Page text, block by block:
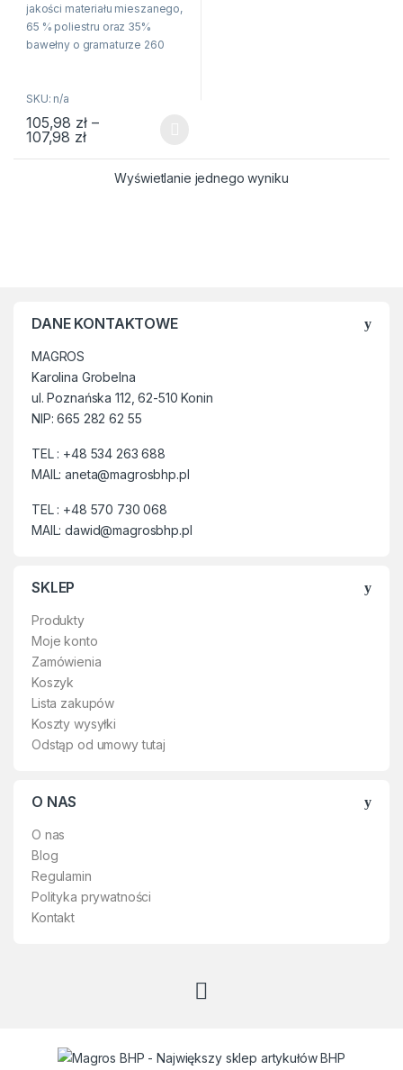
jakości materiału mieszanego,
65 % poliestru oraz 35%
bawełny o gramaturze 260
Spodnie są bardzo wygodne w
użytkowaniu co wpływa na
zwiększenie jakości pracy.
rozmiaru, będą pasowały na
każdego użytkownika. Produkt
SKU: n/a
105,98 zł –
107,98 złZakres cen: od 105,98 zł do 107,98 zł
Ten produkt ma wiele wariantów. Opcje można wybrać na
Wyświetlanie jednego wyniku
DANE KONTAKTOWE
MAGROS
Karolina Grobelna
ul. Poznańska 112, 62-510 Konin
NIP: 665 282 62 55
TEL : +48 534 263 688
MAIL: aneta@magrosbhp.pl
TEL : +48 570 730 068
MAIL: dawid@magrosbhp.pl
SKLEP
Produkty
Moje konto
Zamówienia
Koszyk
Lista zakupów
Koszty wysyłki
Odstąp od umowy tutaj
O NAS
O nas
Blog
Regulamin
Polityka prywatności
Kontakt